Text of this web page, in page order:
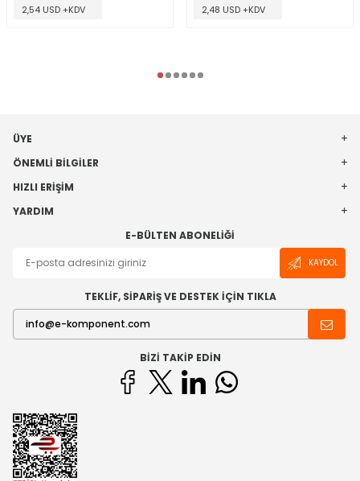
2,54 USD +KDV 2,48 USD +KDV
ÜYE
ÖNEMLI BILGILER
HIZLI ERIŞIM
YARDIM
E-BÜLTEN ABONELIĞI
KAYDOL
TEKLİF, SİPARİŞ VE DESTEK İÇİN TIKLA
BIZI TAKIP EDIN